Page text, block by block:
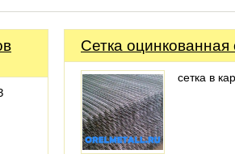
Сетка оцинкованная
сетка в